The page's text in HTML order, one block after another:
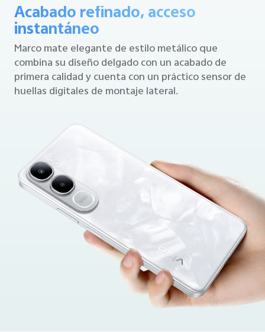
Acabado refinado, acceso
instantáneo
Marco mate elegante de estilo metálico que
combina su diseño delgado con un acabado de
primera calidad y cuenta con un práctico sensor de
huellas digitales de montaje lateral.